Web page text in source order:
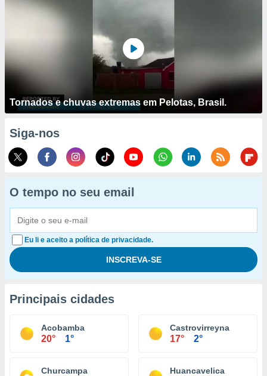
Tornados e chuvas extremas em Pelotas, Brasil.
Siga-nos
O tempo no seu email
Eu li e aceito a política de privacidade.
Principais cidades
Acobamba
20° 1°
Castrovirreyna
17° 2°
Churcampa Huancavelica